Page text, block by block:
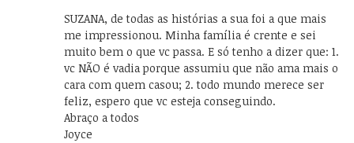
SUZANA, de todas as histórias a sua foi a que mais
me impressionou. Minha família é crente e sei
muito bem o que vc passa. E só tenho a dizer que: 1.
vc NÃO é vadia porque assumiu que não ama mais o
cara com quem casou; 2. todo mundo merece ser
feliz, espero que vc esteja conseguindo.
Abraço a todos
Joyce